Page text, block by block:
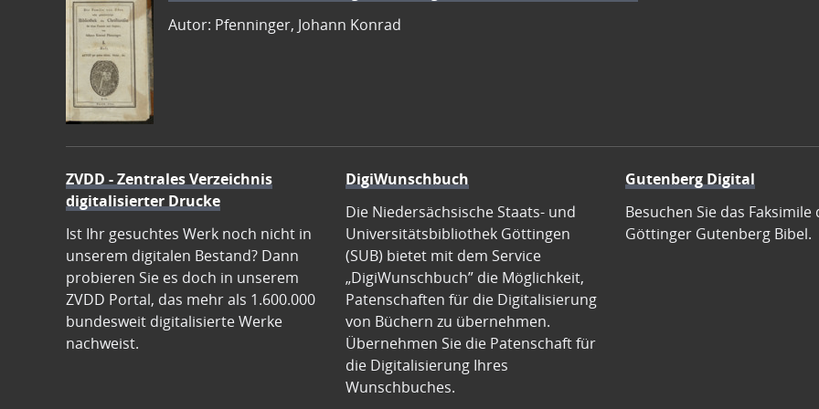
Autor: Pfenninger, Johann Konrad
ZVDD - Zentrales Verzeichnis
digitalisierter Drucke
Ist Ihr gesuchtes Werk noch nicht in
unserem digitalen Bestand? Dann
probieren Sie es doch in unserem
ZVDD Portal, das mehr als 1.600.000
bundesweit digitalisierte Werke
nachweist.
DigiWunschbuch
Die Niedersächsische Staats- und
Universitätsbibliothek Göttingen
(SUB) bietet mit dem Service
„DigiWunschbuch” die Möglichkeit,
Patenschaften für die Digitalisierung
von Büchern zu übernehmen.
Übernehmen Sie die Patenschaft für
die Digitalisierung Ihres
Wunschbuches.
Gutenberg Digital
Besuchen Sie das Faksimile
Göttinger Gutenberg Bibel.